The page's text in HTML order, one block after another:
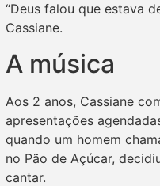
“Deus falou que estava
Cassiane.
A música
Aos 2 anos, Cassiane
apresentações
quando um homem
no Pão de Açúcar,
cantar.